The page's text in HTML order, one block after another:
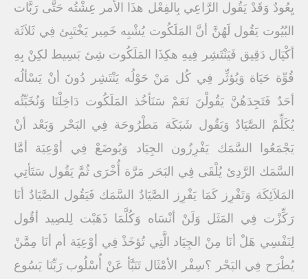
يِعُودٌ وَقَدْ يَقُول الرَّاعِي بِالفِعْل هذَا الأمر عِشْتُه حَتَّى رَبَّات
البُيُوت يَقُول لَهُنَّ أنَّ المَلَكُوت يُشْبِه خَمِير يَخْتَبِئ فِي ثَلاَثَة
أكْيَال دَقِيق فَيَنْتَشِر فِيهِ هكِذَا المَلَكُوت شِئ بَسِيط لكِنْ بِهِ
قُوِّة حَيَاة وَيُؤثِّر فِي كُل مَنْ حَوْلُه يَنْتَشِر دُونَ أنْ يَسْألُه
أحَدٌ فَتَجِدَهُنَّ يَقُولْنَ نَعَمْ سَنَأخُذ المَلَكُوت دَاخِلْنَا وَنُخَبِّئُه
يُكَلِّمْ الصَّيَادٌ وَيَقُول شَبَكَة مَطْرُوحَة فِي البَحْر وَبَعْد أنْ
يَجْمَعُوا السَّمَك يَفْرِزُون الجِيَاد وَيُوضَعْ فِي أوْعِيَة أمَّا
السَّمَك الرَّدِئ يُلْقَى فِي البَحَر مَرَّة أُخْرَى ثُمَّ يَقُول سَتَأتِي
المَلاَئِكَة وَتَفْرِز كَمَا يَفْرِز الصَّيَادٌ السَّمَك فَيَقُول الصَّيَادٌ أنَا
رَكِّزْت فِي المَثَل وَلَنْ أنْسَاه وَكُلَّمَا ذَهَبْت لِلصِيد أقُول
لِنَفْسِي هَلْ أنَا مِنْ الجِيَاد الَّتِي تُؤخَذْ فِي أوْعِيَة أم أنَا مِمَّنْ
يُطْرَح فِي البَحْر ؟سِفْر الأمْثَال تَنَبَّأ عَنْ أُسْلُوب رَبِّنَا يَسُوع